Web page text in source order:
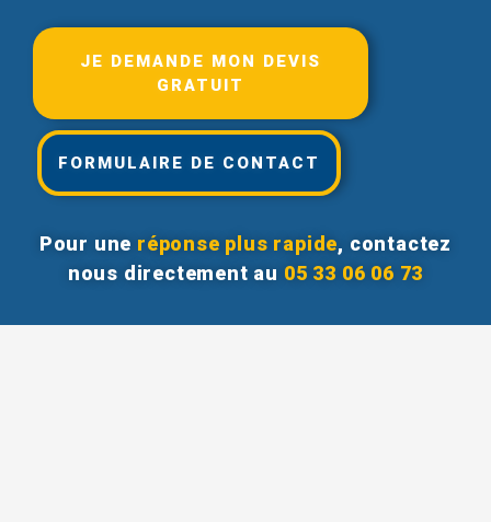
JE DEMANDE MON DEVIS
GRATUIT
FORMULAIRE DE CONTACT
Pour une réponse plus rapide, contactez
nous directement au 05 33 06 06 73